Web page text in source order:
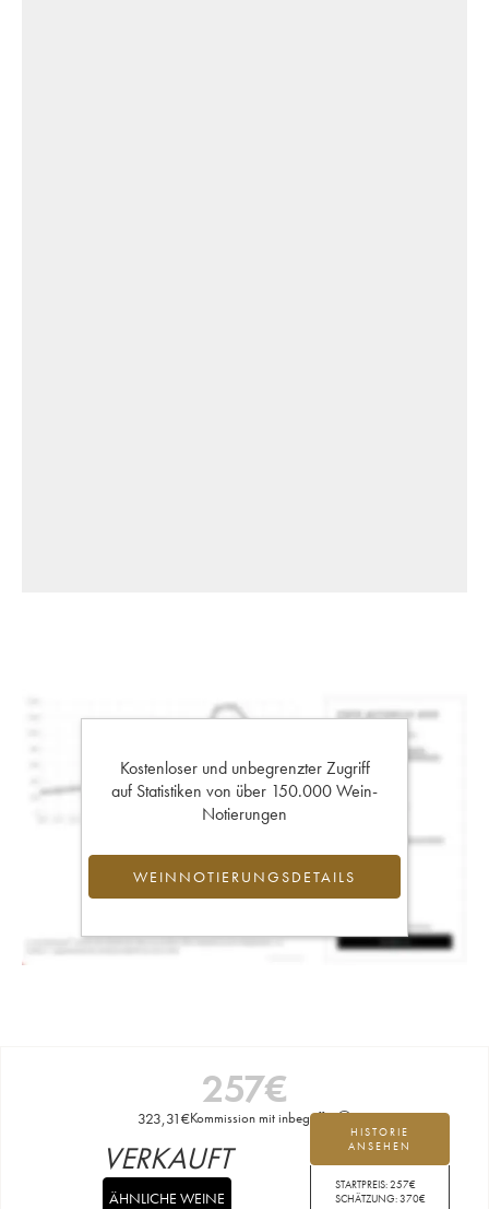
Kostenloser und unbegrenzter Zugriff
auf Statistiken von über 150.000 Wein-
Notierungen
WEINNOTIERUNGSDETAILS
257€
323,31€Kommission mit inbegriffen
HISTORIE
ANSEHEN
STARTPREIS:257€
SCHÄTZUNG:370€
VERKAUFT
ÄHNLICHE WEINE